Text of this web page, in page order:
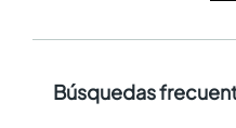
Búsquedas